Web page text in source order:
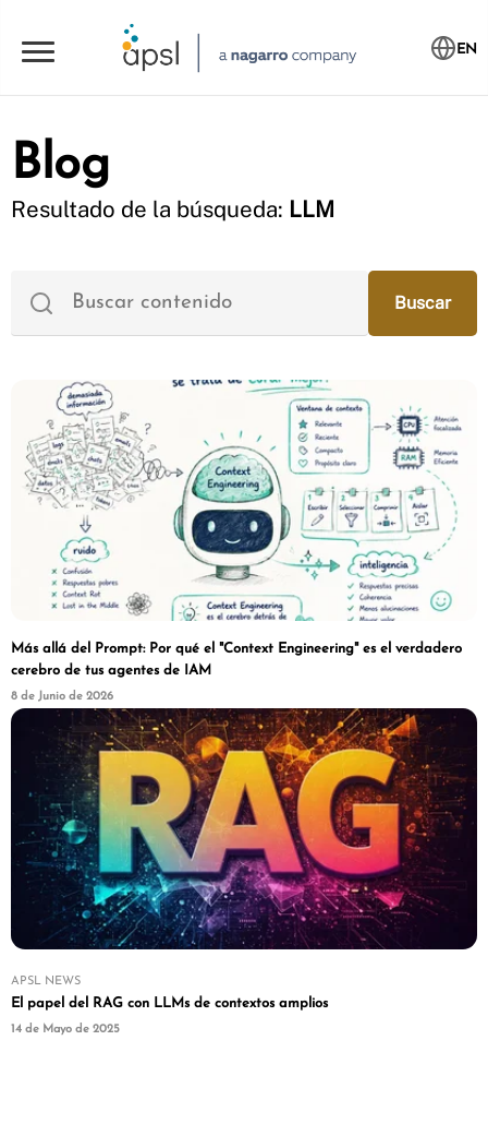
EN
Blog
Resultado de la búsqueda: LLM
Más allá del Prompt: Por qué el "Context Engineering" es el verdadero
cerebro de tus agentes de IAM
8 de Junio de 2026
APSL NEWS
El papel del RAG con LLMs de contextos amplios
14 de Mayo de 2025